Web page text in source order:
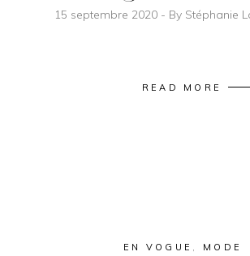
15 septembre 2020 By Stéphanie
READ MORE
EN VOGUE , MODE